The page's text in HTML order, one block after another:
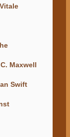
Maxwell
Swift